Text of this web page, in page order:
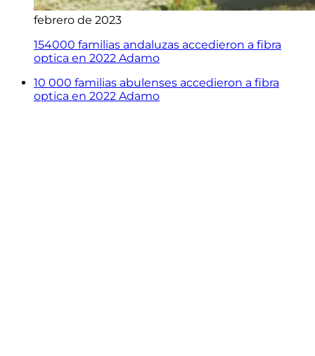
febrero de 2023
154000 familias andaluzas accedieron a fibra
optica en 2022 Adamo
10 000 familias abulenses accedieron a fibra
optica en 2022 Adamo